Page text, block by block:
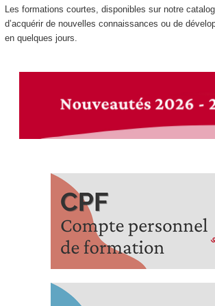
Les formations courtes, disponibles sur notre
d’acquérir de nouvelles connaissances ou de
en quelques jours.